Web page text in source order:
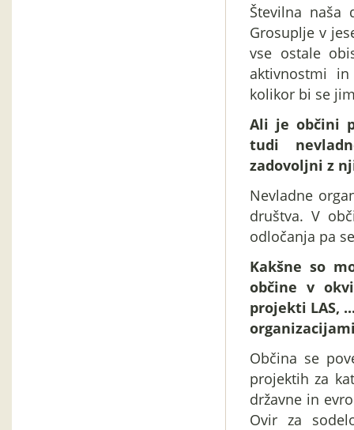
Številna naša
Grosuplje v
vse ostale
aktivnostmi
kolikor bi se
Ali je občini
tudi
zadovoljni z
Nevladne
društva. V
odločanja pa
Kakšne so
občine v
projekti LAS,
Občina se
projektih za
državne in
Ovir za